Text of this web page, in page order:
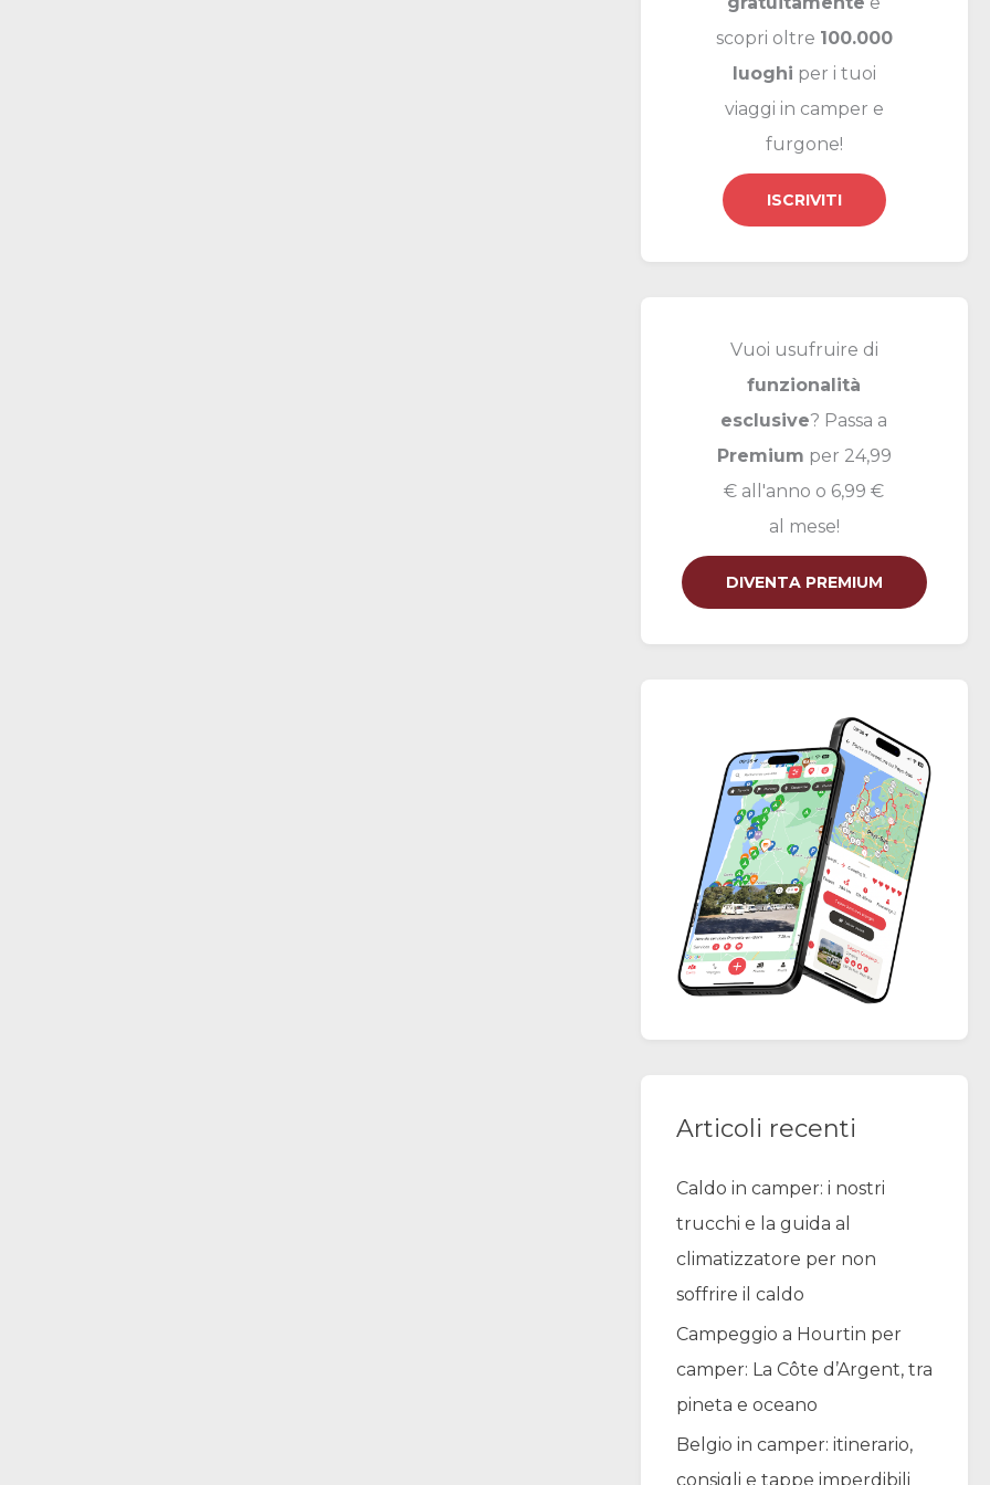
scopri oltre 100.000
luoghi per i tuoi
viaggi in camper e
furgone!
ISCRIVITI
Vuoi usufruire di
funzionalità
esclusive? Passa a
Premium per 24,99
€ all'anno o 6,99 €
al mese!
DIVENTA PREMIUM
Articoli recenti
Caldo in camper: i nostri
trucchi e la guida al
climatizzatore per non
soffrire il caldo
Campeggio a Hourtin per
camper: La Côte d’Argent, tra
pineta e oceano
Belgio in camper: itinerario,
consigli e tappe imperdibili